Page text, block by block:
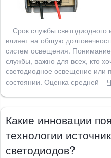
Срок службы светодиодного
влияет на общую
систем освещения.
службы, важно для всех, кто
светодиодное освещение или
состоянии. Оценка средней
Какие инновации
технологии
светодиодов?